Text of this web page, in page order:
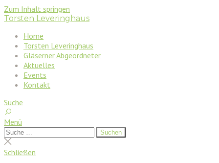
Zum Inhalt springen
Torsten Leveringhaus
Home
Torsten Leveringhaus
Gläserner Abgeordneter
Aktuelles
Events
Kontakt
Suche
Menü
Suchen
nach:
Suchen
Suche
schließen
Schließen